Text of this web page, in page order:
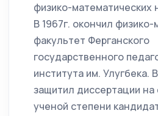
физико-математических
В 1967г. окончил
факультет Ферганского
государственного
института им. Улугбека.
защитил диссертации на
ученой степени